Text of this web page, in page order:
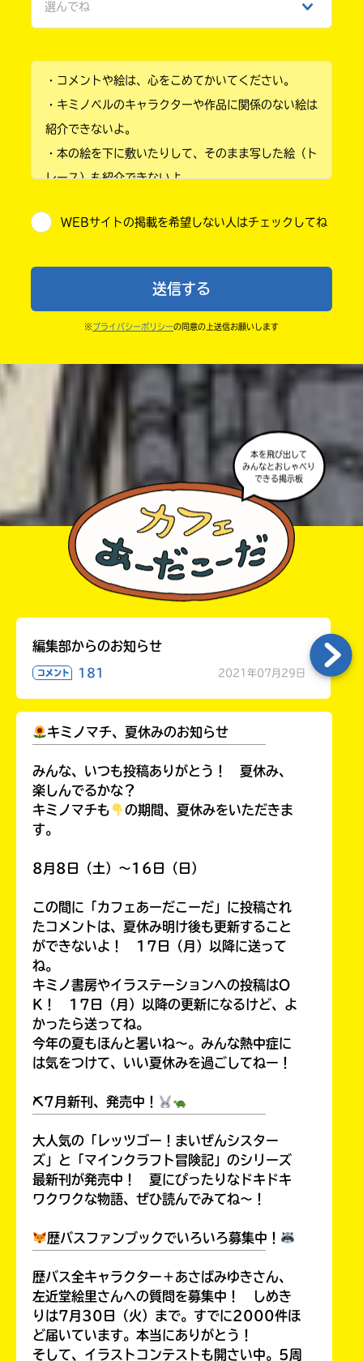
ひみつ
選んでね
小学2年
小学4年
小学6年
中学1年
・コメントや絵は、心をこめてかいてください。
・キミノベルのキャラクターや作品に関係のない絵は
紹介できないよ。
・本の絵を下に敷いたりして、そのまま写した絵（ト
レース）も紹介できないよ。
・送ってからすぐには紹介されないので、待ってて
ならないよう気をつけてね。
・キャンペーン開催中は、投稿した後の画面にバナー
・ポプラ社の宣伝物で紹介させてもらうことがある
・かき終えたら、人を傷つけていたり、個人情報をか
きこんでいたり、字がまちがっていたりしないか、読
みなおしてみてね。
WEBサイトの掲載を希望しない人はチェックしてね
送信する
※ プライバシーポリシーの同意の上送信お願いします
本を飛び出して
みんなとおしゃべり
できる掲示板
編集部からのお知らせ
コメント 181 2021年07月29日
キミノマチ、夏休みのお知らせ
みんな、いつも投稿ありがとう！ 夏休み、
楽しんでるかな？
キミノマチも
の期間、夏休みをいただきま
す。
8月8日（土）～16日（日）
この間に「カフェあーだこーだ」に投稿され
たコメントは、夏休み明け後も更新すること
ができないよ！ 17日（月）以降に送って
ね。
キミノ書房やイラステーションへの投稿はO
K！ 17日（月）以降の更新になるけど、よ
かったら送ってね。
今年の夏もほんと暑いね～。みんな熱中症に
は気をつけて、いい夏休みを過ごしてねー！
⛏7月新刊、発売中！
大人気の「レッツゴー！まいぜんシスター
ズ」と「マインクラフト冒険記」のシリーズ
最新刊が発売中！ 夏にぴったりなドキドキ
ワクワクな物語、ぜひ読んでみてね～！
歴バスファンブックでいろいろ募集中！
歴バス全キャラクター＋あさばみゆきさん、
左近堂絵里さんへの質問を募集中！ しめき
りは7月30日（火）まで。すでに2000件ほ
ど届いています。本当にありがとう！
そして、イラストコンテストも開さい中。5周